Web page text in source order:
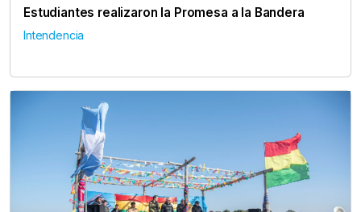
Estudiantes realizaron la Promesa a la Bandera
Intendencia